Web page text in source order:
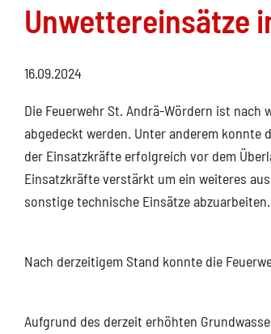
Unwettereinsätze
16.09.2024
Die Feuerwehr St. Andrä-Wördern ist
abgedeckt werden. Unter anderem konnte
der Einsatzkräfte erfolgreich vor dem
Einsatzkräfte verstärkt um ein weiteres
sonstige technische Einsätze abzuarbeiten.
Nach derzeitigem Stand konnte die
Aufgrund des derzeit erhöhten